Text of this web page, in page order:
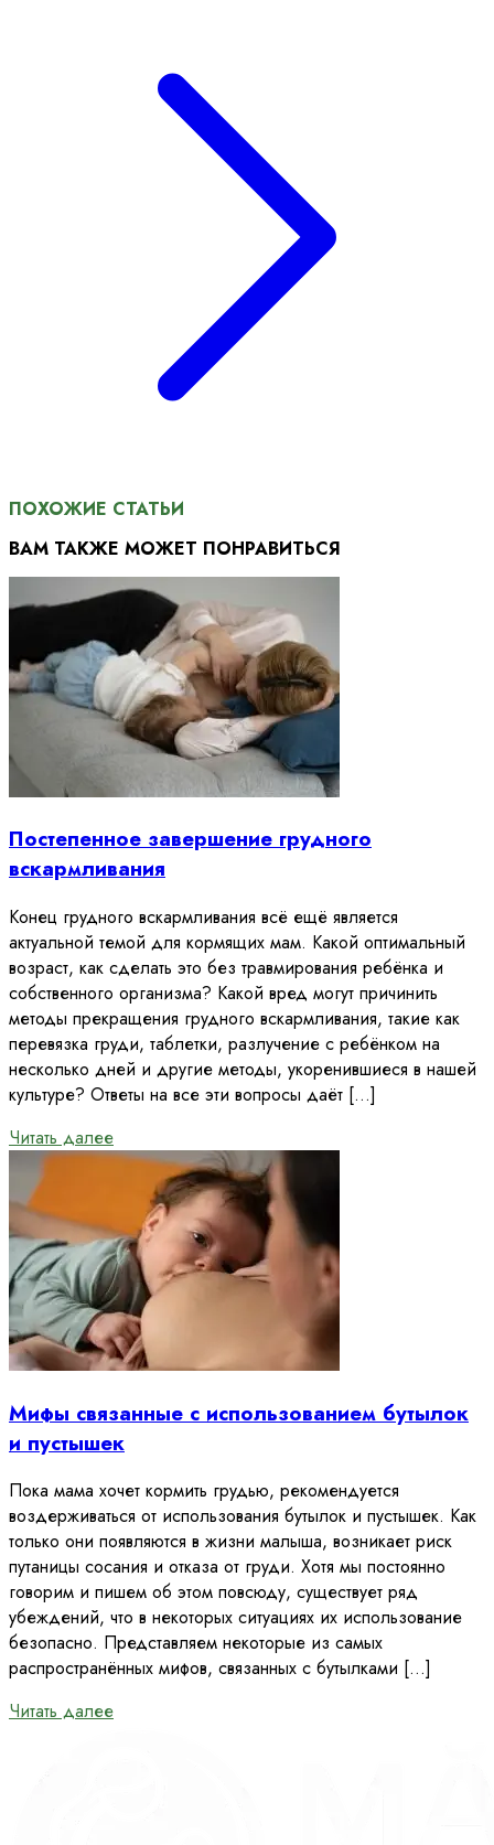
ПОХОЖИЕ СТАТЬИ
ВАМ ТАКЖЕ МОЖЕТ ПОНРАВИТЬСЯ
Постепенное завершение грудного
вскармливания
Конец грудного вскармливания всё ещё является
актуальной темой для кормящих мам. Какой оптимальный
возраст, как сделать это без травмирования ребёнка и
собственного организма? Какой вред могут причинить
методы прекращения грудного вскармливания, такие как
перевязка груди, таблетки, разлучение с ребёнком на
несколько дней и другие методы, укоренившиеся в нашей
культуре? Ответы на все эти вопросы даёт […]
Читать далее
Мифы связанные с использованием бутылок
и пустышек
Пока мама хочет кормить грудью, рекомендуется
воздерживаться от использования бутылок и пустышек. Как
только они появляются в жизни малыша, возникает риск
путаницы сосания и отказа от груди. Хотя мы постоянно
говорим и пишем об этом повсюду, существует ряд
убеждений, что в некоторых ситуациях их использование
безопасно. Представляем некоторые из самых
распространённых мифов, связанных с бутылками […]
Читать далее